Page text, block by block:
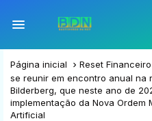
Página inicial Reset Financeiro
se reunir em encontro anual na
Bilderberg, que neste ano de
implementação da Nova Ordem
Artificial